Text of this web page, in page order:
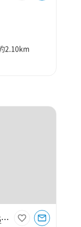
2.10km
【埼玉県秩父市】秩父市寺尾150坪倉庫